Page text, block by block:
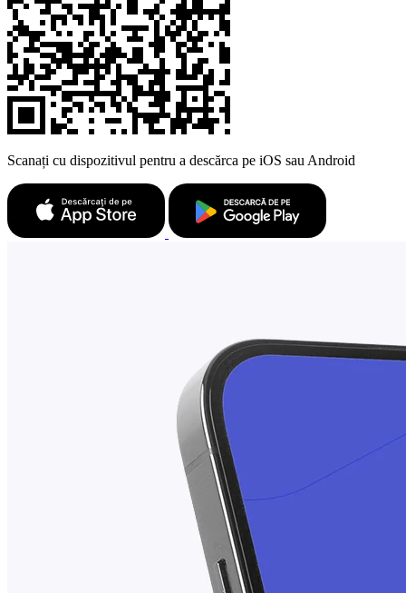
Scanați cu dispozitivul pentru a descărca pe iOS sau Android